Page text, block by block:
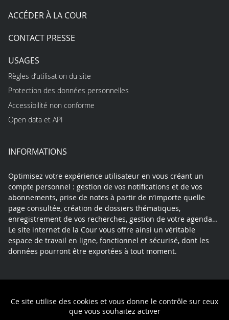
Ce site utilise des cookies et vous donne le contrôle sur ceux
que vous souhaitez activer
ACCÉDER À LA COUR
CONTACT PRESSE
USAGES
Règles d’utilisation du site
Protection des données personnelles
Accessibilité non conforme
Open data et API
INFORMATIONS
Optimisez votre expérience utilisateur en vous créant un
compte personnel : gestion de vos notifications et de vos
abonnements, prise de notes à partir de n’importe quelle
page consultée, création de dossiers thématiques,
enregistrement de vos recherches, gestion de votre agenda…
Le site internet de la Cour vous offre ainsi un véritable
espace de travail en ligne, fonctionnel et sécurisé, dont les
données pourront être exportées à tout moment.
Politique de confidentialité